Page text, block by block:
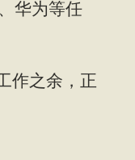
华为等任
作之余，正